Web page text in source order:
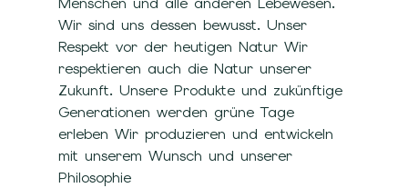
Wir sind uns dessen bewusst. Unser
Respekt vor der heutigen Natur Wir
respektieren auch die Natur unserer
Zukunft. Unsere Produkte und zukünftige
Generationen werden grüne Tage
erleben Wir produzieren und entwickeln
mit unserem Wunsch und unserer
Philosophie